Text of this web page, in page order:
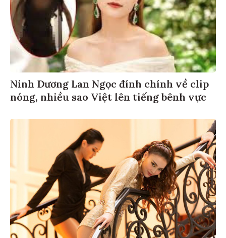
Ninh Dương Lan Ngọc đính chính về clip
nóng, nhiều sao Việt lên tiếng bênh vực